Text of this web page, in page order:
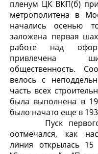
пленум ЦК ВКП(б)
метрополитена в
начались осенью
заложена первая
работе над
привлечена
общественность.
велось с
часть всех
была выполнена в
было начато еще в
Пуск первого в
оотмечался, как
линия открылась